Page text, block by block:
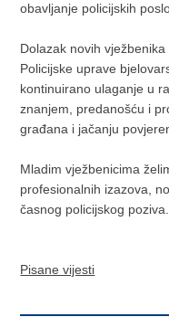
obavljanje policijskih
Dolazak novih
Policijske uprave
kontinuirano ulaganje u
znanjem, predanošću i
građana i jačanju
Mladim vježbenicima
profesionalnih izazova,
časnog policijskog poziva.
Pisane vijesti